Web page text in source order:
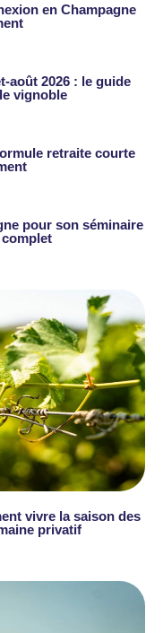
en Champagne
août 2026 : le guide
vignoble
retraite courte
pour son séminaire
vivre la saison des
privatif